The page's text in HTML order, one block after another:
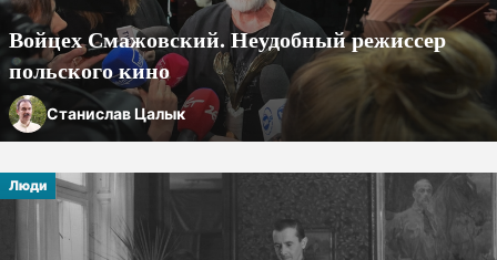
Войцех Смажовский. Неудобный режиссер
польского кино
Станислав Цалык
Люди